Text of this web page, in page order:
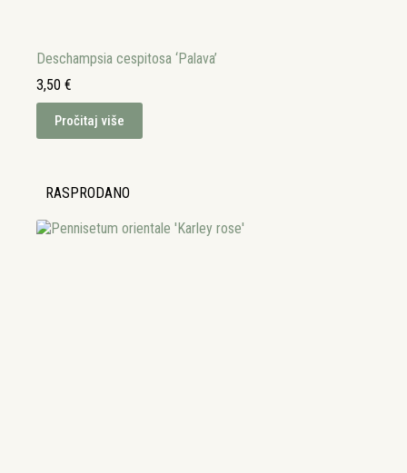
Deschampsia cespitosa ‘Palava’
3,50 €
Pročitaj više
RASPRODANO